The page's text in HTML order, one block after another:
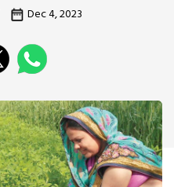
Dec 4, 2023